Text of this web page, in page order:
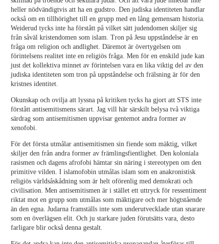
heller nödvändigtvis att ha en gudstro. Den judiska identiteten handlar
också om en tillhörighet till en grupp med en lång gemensam historia.
Weiderud tycks inte ha förstått på vilket sätt judendomen skiljer sig
från såväl kristendomen som islam. Tron på Jesu uppståndelse är en
fråga om religion och andlighet. Däremot är övertygelsen om
förintelsens realitet inte en religiös fråga. Men för en enskild jude kan
just det kollektiva minnet av förintelsen vara en lika viktig del av den
judiska identiteten som tron på uppståndelse och frälsning är för den
kristnes identitet.
Okunskap och ovilja att lyssna på kritiken tycks ha gjort att STS inte
förstått antisemitismens särart. Jag vill här särskilt belysa två viktiga
särdrag som antisemitismen uppvisar gentemot andra former av
xenofobi.
För det första utmålar antisemitismen sin fiende som mäktig, vilket
skiljer den från andra former av främlingsfientlighet. Den koloniala
rasismen och dagens afrofobi hämtar sin näring i stereotypen om den
primitive vilden. I islamofobin utmålas islam som en anakronistisk
religiös världsåskådning som är helt oförenlig med demokrati och
civilisation. Men antisemitismen är i stället ett uttryck för ressentiment
riktat mot en grupp som utmålas som mäktigare och mer högtstående
än den egna. Judarna framställs inte som underutvecklade utan snarare
som en överlägsen elit. Och ju starkare juden förutsätts vara, desto
farligare blir också denna gestalt.